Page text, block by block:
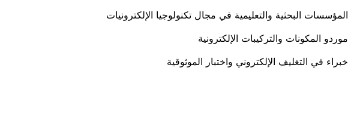
المؤسسات البحثية والتعليمية في مجال تكنولوجيا الإلكترونيات
موردو المكونات والتركيبات الإلكترونية
خبراء في التغليف الإلكتروني واختبار الموثوقية